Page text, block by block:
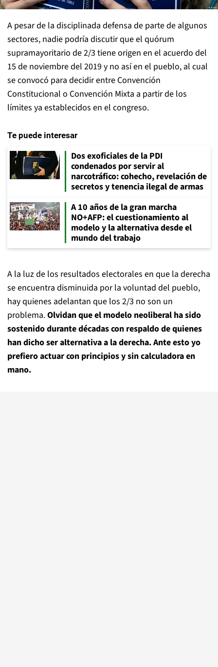
A pesar de la disciplinada defensa de parte de algunos
sectores, nadie podría discutir que el quórum
supramayoritario de 2/3 tiene origen en el acuerdo del
15 de noviembre del 2019 y no así en el pueblo, al cual
se convocó para decidir entre Convención
Constitucional o Convención Mixta a partir de los
límites ya establecidos en el congreso.
Te puede interesar
Dos exoficiales de la PDI
condenados por servir al
narcotráfico: cohecho, revelación de
secretos y tenencia ilegal de armas
A 10 años de la gran marcha
NO+AFP: el cuestionamiento al
modelo y la alternativa desde el
mundo del trabajo
A la luz de los resultados electorales en que la derecha
se encuentra disminuida por la voluntad del pueblo,
hay quienes adelantan que los 2/3 no son un
problema.Olvidan que el modelo neoliberal ha sido
sostenido durante décadas con respaldo de quienes
han dicho ser alternativa a la derecha. Ante esto yo
prefiero actuar con principios y sin calculadora en
mano.